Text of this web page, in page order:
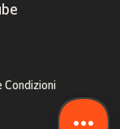
Condizioni